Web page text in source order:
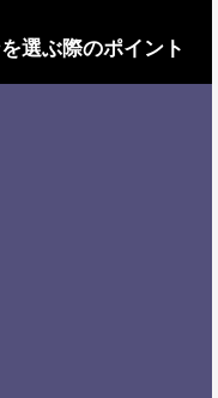
選ぶ際のポイント